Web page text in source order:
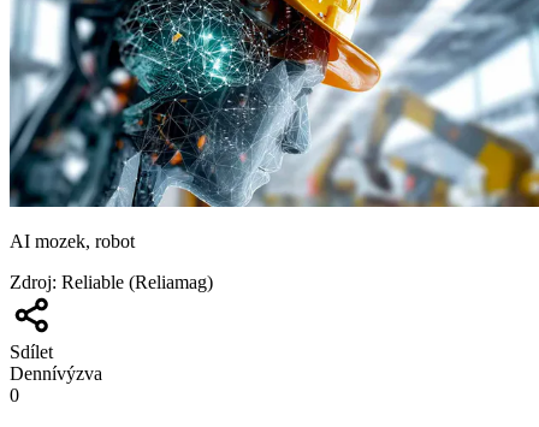
AI mozek, robot
Zdroj: Reliable (Reliamag)
Sdílet
Dennívýzva
0